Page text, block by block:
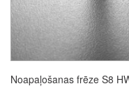
Noapaļošanas frēze S8